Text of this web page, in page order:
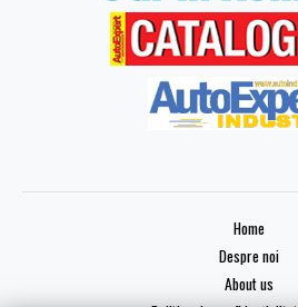
Home
Despre noi
About us